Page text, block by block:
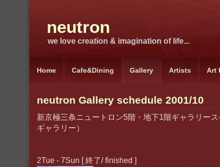
neutron
we love creation & imagination of life...
Home Cafe&Dining Gallery Artists Art
neutron Gallery schedule 2001/10
新京極三条ニュートロン5階・地下1階ギャラリー
ギャラリー）
2Tue - 7Sun [ 終了/ finished ]